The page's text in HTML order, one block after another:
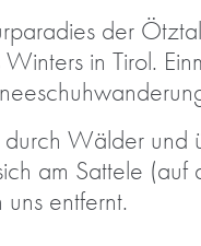
der
in Tirol.
Wälder und
am Sattele
entfernt.